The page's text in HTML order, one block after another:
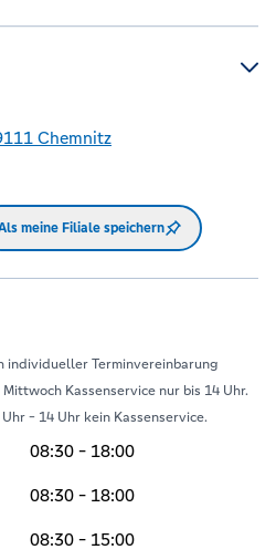
Chemnitz
meine Filiale speichern
individueller Terminvereinbarung
Kassenservice nur bis 14 Uhr.
- 14 Uhr kein Kassenservice.
08:30 - 18:00
08:30 - 18:00
08:30 - 15:00